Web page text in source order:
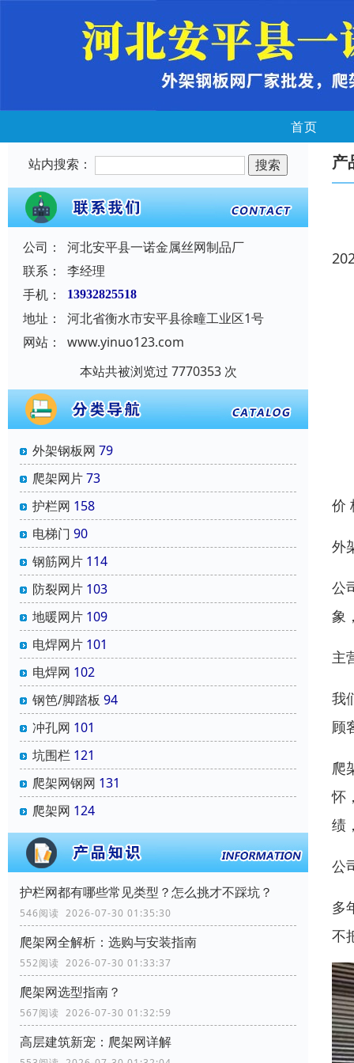
首页
站内搜索：
公司：
河北安平县一诺金属丝网制品厂
联系：
李经理
手机：
13932825518
地址：
河北省衡水市安平县徐疃工业区1号
网站：
www.yinuo123.com
本站共被浏览过 7770353 次
外架钢板网 79
爬架网片73
护栏网 158
电梯门 90
钢筋网片 114
防裂网片 103
地暖网片 109
电焊网片 101
电焊网 102
钢笆/脚踏板 94
冲孔网 101
坑围栏 121
爬架网钢网 131
爬架网 124
‌护栏网‌都有哪些常见类型？怎么挑才不踩坑？
546阅读 2026-07-30 01:35:30
爬架网全解析：选购与安装指南
552阅读 2026-07-30 01:33:37
爬架网选型指南？
567阅读 2026-07-30 01:32:59
高层建筑新宠：爬架网详解
产
价
外
公
象
主
我
顾
爬
怀
绩
公
多
不